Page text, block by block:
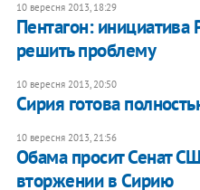
10 вересня 2013, 18:29
Пентагон:
решить проблему
10 вересня 2013, 20:50
Сирия готова
10 вересня 2013, 21:56
Обама просит Сенат
вторжении в Сирию